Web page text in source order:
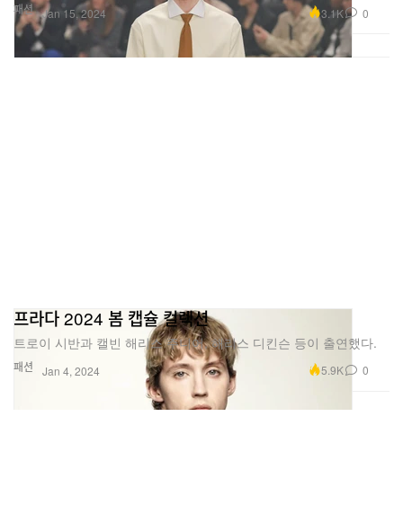
패션 Jan 15, 2024 3.1K 0
패션
프라다 2024 봄 캡슐 컬렉션
트로이 시반과 캘빈 해리스 주니어, 해리스 디킨슨 등이 출연했다.
Jan 4, 2024 5.9K 0